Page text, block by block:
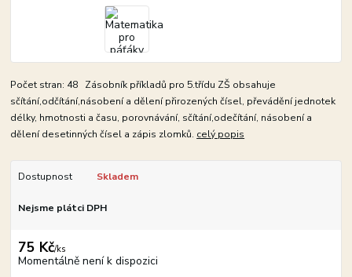
Počet stran: 48 Zásobník příkladů pro 5.třídu ZŠ obsahuje
sčítání,odčítání,násobení a dělení přirozených čísel, převádění jednotek
délky, hmotnosti a času, porovnávání, sčítání,odečítání, násobení a
dělení desetinných čísel a zápis zlomků. celý popis
Dostupnost Skladem
Nejsme plátci DPH
75 Kč/ks
Momentálně není k dispozici